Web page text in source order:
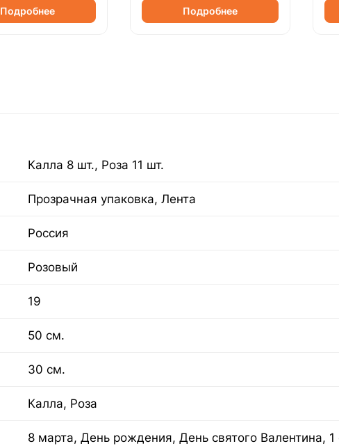
Подробнее Подробнее
Калла 8 шт., Роза 11 шт.
Прозрачная упаковка, Лента
Россия
Розовый
19
50 см.
30 см.
Калла, Роза
8 марта, День рождения, День святого Валентина, 1